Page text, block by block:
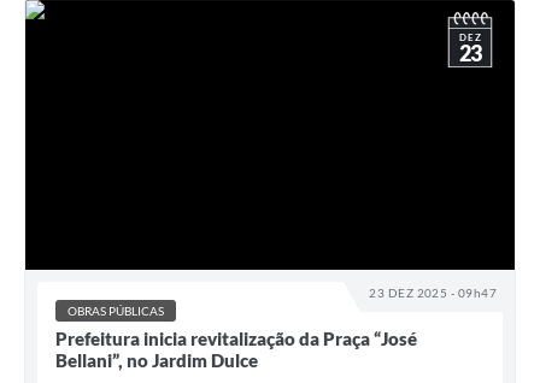
23 DEZ 2025 - 09h47
DEZ
23
OBRAS PÚBLICAS
Prefeitura inicia revitalização da Praça “José
Bellani”, no Jardim Dulce